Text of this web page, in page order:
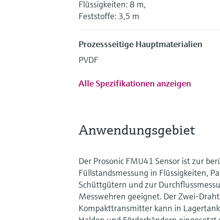
Flüssigkeiten: 8 m,
Feststoffe: 3,5 m
Prozessseitige Hauptmaterialien
PVDF
Alle Spezifikationen anzeigen
Anwendungsgebiet
Der Prosonic FMU41 Sensor ist zur
Füllstandsmessung in Flüssigkeiten,
Schüttgütern und zur
Messwehren geeignet. Der Zwei-
Kompakttransmitter kann in